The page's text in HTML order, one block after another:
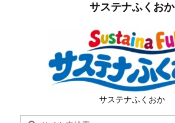
サステナふくおか
サステナふくおか